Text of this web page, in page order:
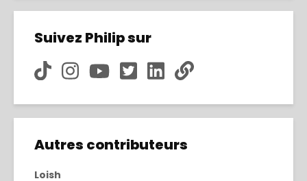
Suivez Philip sur
Autres contributeurs
Loish